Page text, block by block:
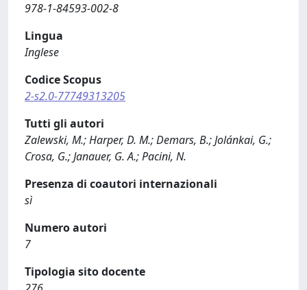
978-1-84593-002-8
Lingua
Inglese
Codice Scopus
2-s2.0-77749313205
Tutti gli autori
Zalewski, M.; Harper, D. M.; Demars, B.; Jolánkai, G.;
Crosa, G.; Janauer, G. A.; Pacini, N.
Presenza di coautori internazionali
sì
Numero autori
7
Tipologia sito docente